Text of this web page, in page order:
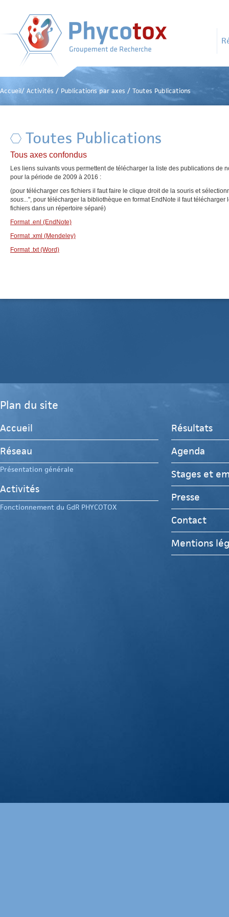
Accueil/ Activités / Publications par axes / Toutes Publications
Toutes Publications
Tous axes confondus
Les liens suivants vous permettent de télécharger la liste des publications de
pour la période de 2009 à 2016 :
(pour télécharger ces fichiers il faut faire le clique droit de la souris et
sous...", pour télécharger la bibliothèque en format EndNote il faut télécharger
fichiers dans un répertoire séparé)
Format .enl (EndNote)
Format .xml (Mendeley)
Format .txt (Word)
Plan du site
Accueil
Réseau
Présentation générale
Activités
Fonctionnement du GdR PHYCOTOX
Résultats
Agenda
Stages et
Presse
Contact
Mentions